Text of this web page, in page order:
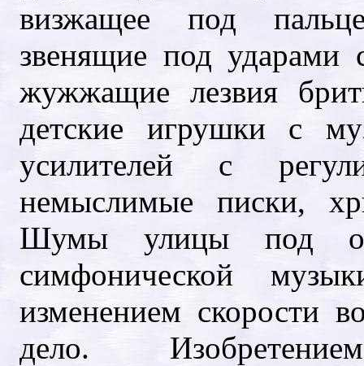
визжащее под
звенящие под ударами
жужжащие лезвия
детские игрушки с
усилителей с
немыслимые писки,
Шумы улицы под
симфонической
изменением скорости
дело.